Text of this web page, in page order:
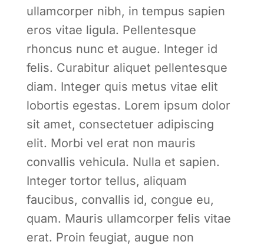
ullamcorper nibh, in tempus sapien
eros vitae ligula. Pellentesque
rhoncus nunc et augue. Integer id
felis. Curabitur aliquet pellentesque
diam. Integer quis metus vitae elit
lobortis egestas. Lorem ipsum dolor
sit amet, consectetuer adipiscing
elit. Morbi vel erat non mauris
convallis vehicula. Nulla et sapien.
Integer tortor tellus, aliquam
faucibus, convallis id, congue eu,
quam. Mauris ullamcorper felis vitae
erat. Proin feugiat, augue non